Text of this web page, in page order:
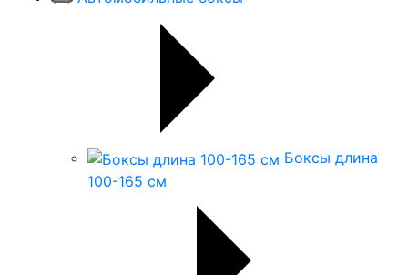
Боксы длина
100-165 см